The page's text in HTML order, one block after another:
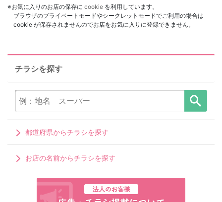
※お気に入りのお店の保存に cookie を利用しています。
ブラウザのプライベートモードやシークレットモードでご利用の場合は
cookie が保存されませんのでお店をお気に入りに登録できません。
チラシを探す
都道府県からチラシを探す
お店の名前からチラシを探す